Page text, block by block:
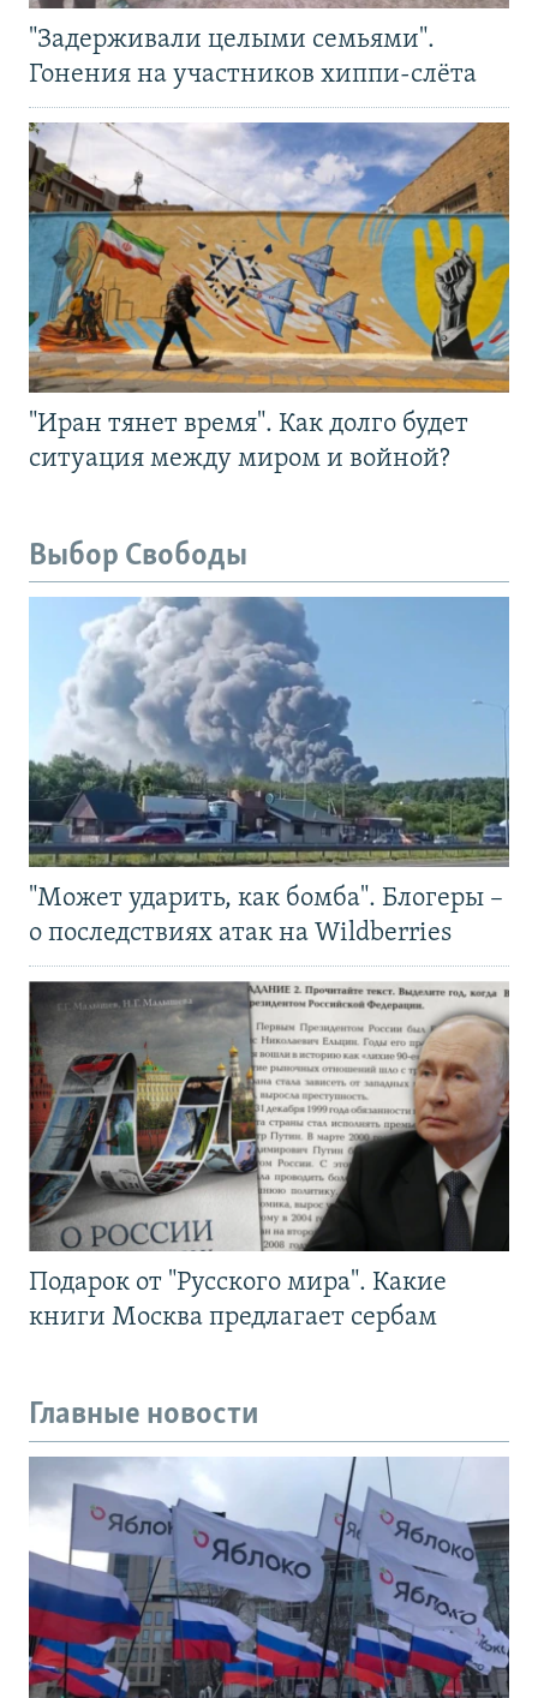
"Задерживали целыми семьями".
Гонения на участников хиппи-слёта
"Иран тянет время". Как долго будет
ситуация между миром и войной?
Выбор Свободы
"Может ударить, как бомба". Блогеры –
о последствиях атак на Wildberries
Подарок от "Русского мира". Какие
книги Москва предлагает сербам
Главные новости